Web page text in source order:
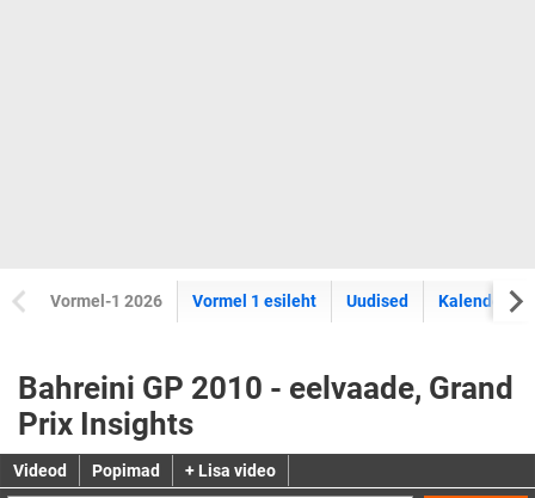
Vormel-1 2026 Vormel 1 esileht Uudised Kalender
Bahreini GP 2010 - eelvaade, Grand
Prix Insights
Videod Popimad + Lisa video